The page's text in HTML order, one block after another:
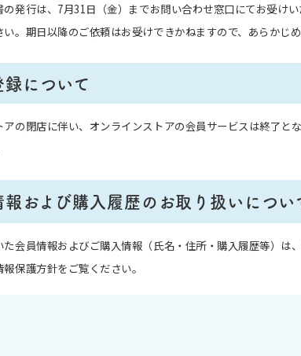
の発行は、7月31日（金）までお問い合わせ窓口にてお受け
。期日以降のご依頼はお受けできかねますので、あらかじめ
について
アの閉店に伴い、オンラインストアの会員サービスは終了
および購入履歴の お取り扱いについ
た会員情報およびご購入情報（氏名・住所・購入履歴等）
保護方針をご覧ください。